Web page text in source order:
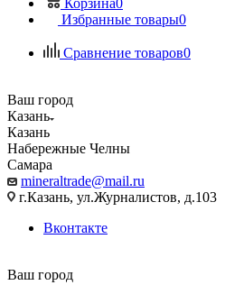
Корзина0
Избранные товары0
Сравнение товаров0
Ваш город
Казань
Казань
Набережные Челны
Самара
mineraltrade@mail.ru
г.Казань, ул.Журналистов, д.103
Вконтакте
Ваш город